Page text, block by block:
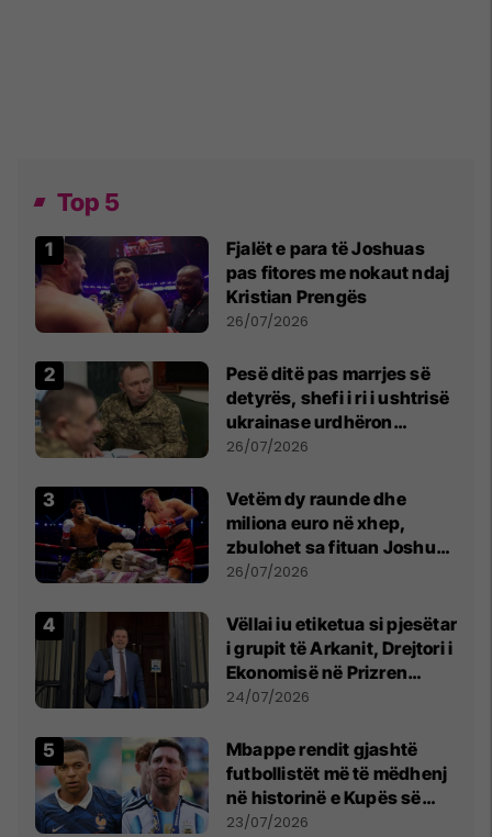
Top 5
Fjalët e para të Joshuas
pas fitores me nokaut ndaj
Kristian Prengës
26/07/2026
Pesë ditë pas marrjes së
detyrës, shefi i ri i ushtrisë
ukrainase urdhëron
kontroll të madh
26/07/2026
Vetëm dy raunde dhe
miliona euro në xhep,
zbulohet sa fituan Joshua
e Prenga
26/07/2026
Vëllai iu etiketua si pjesëtar
i grupit të Arkanit, Drejtori i
Ekonomisë në Prizren
mohon pretendimet
24/07/2026
Mbappe rendit gjashtë
futbollistët më të mëdhenj
në historinë e Kupës së
Botës, Messi mbetet i dyti
23/07/2026